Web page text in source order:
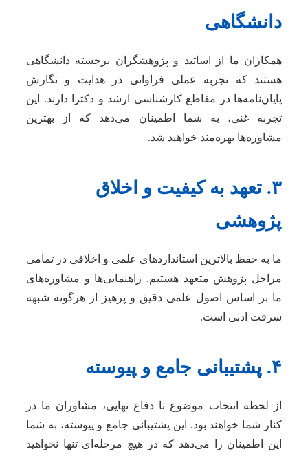
دانشگاهی
همکاران ما از اساتید و پژوهشگران برجسته دانشگاهی
هستند که تجربه عملی فراوانی در هدایت و نگارش
پایان‌نامه‌ها در مقاطع کارشناسی ارشد و دکترا دارند. این
تجربه غنی، به شما اطمینان می‌دهد که از بهترین
مشاوره‌ها بهره‌مند خواهید شد.
۳. تعهد به کیفیت و اخلاق
پژوهشی
ما به حفظ بالاترین استانداردهای علمی و اخلاقی در تمامی
مراحل پژوهش متعهد هستیم. راهنمایی‌ها و مشاوره‌های
ما بر اساس اصول علمی دقیق و پرهیز از هرگونه شبهه
سرقت ادبی است.
۴. پشتیبانی جامع و پیوسته
از لحظه انتخاب موضوع تا دفاع نهایی، مشاوران ما در
کنار شما خواهند بود. این پشتیبانی جامع و پیوسته، به شما
این اطمینان را می‌دهد که در هیچ مرحله‌ای تنها نخواهید